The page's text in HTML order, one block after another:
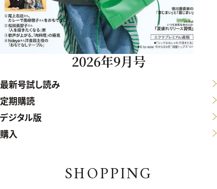
2026年9月号
最新号試し読み
定期購読
デジタル版
購入
SHOPPING